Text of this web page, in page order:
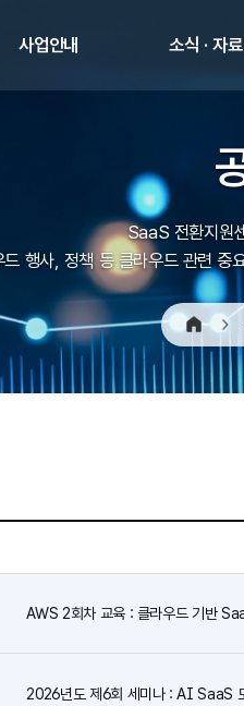
사업안내 소식 · 자료
SaaS 전환지원
드 행사, 정책 등 클라우드 관련 중
AWS 2회차 교육 : 클라우드 기반
2026년도 제6회 세미나 : AI SaaS